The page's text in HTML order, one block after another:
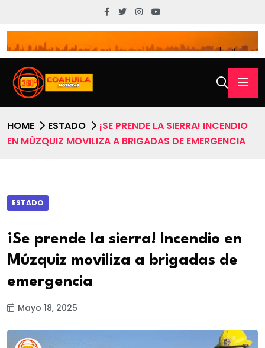
HOME ESTADO
¡SE PRENDE LA SIERRA! INCENDIO
EN MÚZQUIZ MOVILIZA A BRIGADAS DE EMERGENCIA
ESTADO
¡Se prende la sierra! Incendio en
Múzquiz moviliza a brigadas de
emergencia
Mayo 18, 2025